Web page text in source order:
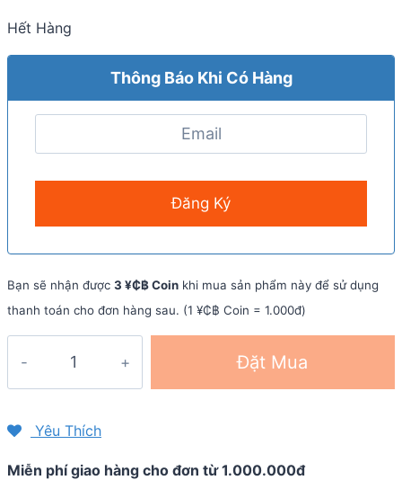
Hết Hàng
Thông Báo Khi Có Hàng
Bạn sẽ nhận được 3 ¥₵฿ Coin khi mua sản phẩm này để sử dụng
thanh toán cho đơn hàng sau. (1 ¥₵฿ Coin = 1.000đ)
bộ
quang
Đặt Mua
Yêu Thích
Miễn phí giao hàng cho đơn từ 1.000.000đ